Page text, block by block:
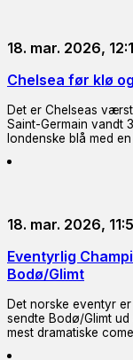
18. mar. 2026,
Chelsea før klø
Det er Chelseas
Saint-Germain vandt
londenske blå med
18. mar. 2026,
Eventyrlig
Bodø/Glimt
Det norske eventyr
sendte Bodø/Glimt
mest dramatiske